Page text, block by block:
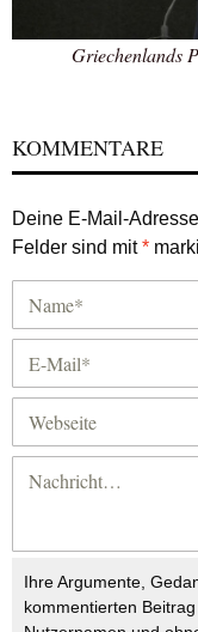
Griechenlands
KOMMENTARE
Deine E-Mail-
Felder sind mit*
Ihre Argumente,
kommentierten